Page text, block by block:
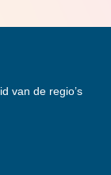
van de regio’s